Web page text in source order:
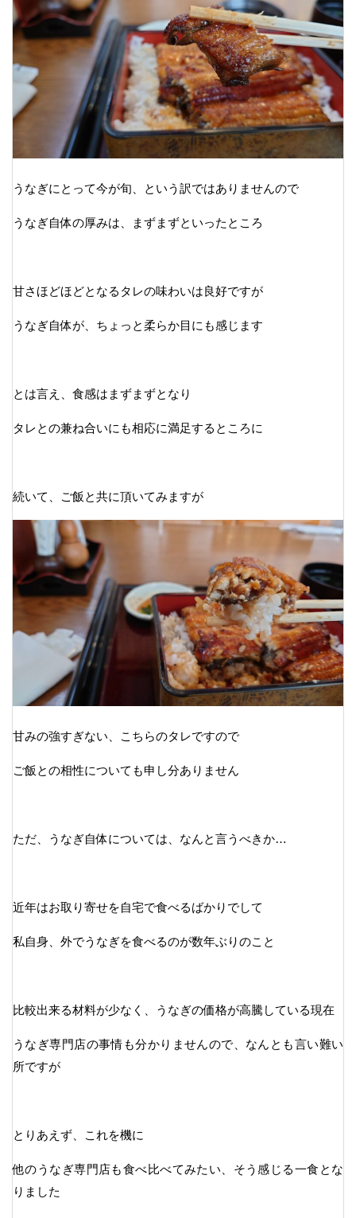
うなぎにとって今が旬、という訳ではありませんので
うなぎ自体の厚みは、まずまずといったところ
甘さほどほどとなるタレの味わいは良好ですが
うなぎ自体が、ちょっと柔らか目にも感じます
とは言え、食感はまずまずとなり
タレとの兼ね合いにも相応に満足するところに
続いて、ご飯と共に頂いてみますが
甘みの強すぎない、こちらのタレですので
ご飯との相性についても申し分ありません
ただ、うなぎ自体については、なんと言うべきか…
近年はお取り寄せを自宅で食べるばかりでして
私自身、外でうなぎを食べるのが数年ぶりのこと
比較出来る材料が少なく、うなぎの価格が高騰している現在
うなぎ専門店の事情も分かりませんので、なんとも言い難い
所ですが
とりあえず、これを機に
他のうなぎ専門店も食べ比べてみたい、そう感じる一食とな
りました